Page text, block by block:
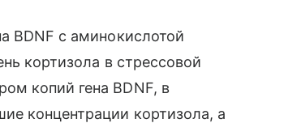
BDNF с аминокислотой
кортизола в стрессовой
копий гена BDNF, в
концентрации кортизола, а